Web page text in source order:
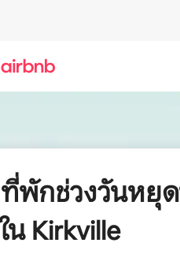
ที่พักช่วงวันหยุ
ใน Kirkville